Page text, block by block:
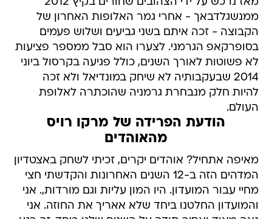
ממנשגלדבאך - אחרי גמר האלופות האחרון של
הקבוצה - זכה איתם בשני גביעים ושלוש פעמים
בסופרקאפ הגרמני. לצערו הוא סבל ממספר פציעות
לא פשוטות לאורך השנים, כולל פגיעה בקרסול ביוני
2014 שבעקבותיה לא שיחק במונדיאל ולא זכה
להיות חלק מנבחרת גרמניה שהוכתרה לאלופת
העולם.
הודעת הפרידה של מרקו רויס
מהאוהדים
מאיפה אתחיל? אוהדים יקרים, זכיתי לשחק באצטדיון
המדהים הזה ב-12 השנים האחרונות והקדשתי חצי
מחיי עבור המועדון. היו המון עליות וגם מורדות,. אני
והמועדון החלטנו ביחד שלא אאריך את החוזה. אני